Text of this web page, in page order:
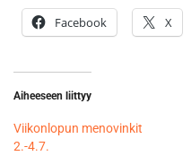
Facebook X
Aiheeseen liittyy
Viikonlopun menovinkit
2.-4.7.